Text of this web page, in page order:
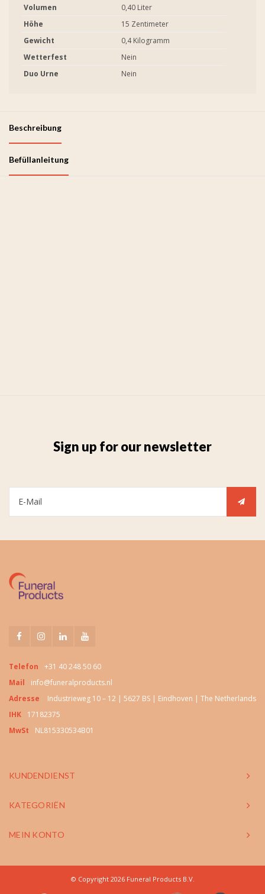
Volumen
0,40 Liter
Höhe
15 Zentimeter
Gewicht
0,4 Kilogramm
Wetterfest
Nein
Duo Urne
Nein
Beschreibung
Befüllanleitung
Sign up for our newsletter
Telefon
+31 40 248 50 60
Mail
info@funeralproducts.nl
Adresse
Industrieweg 10 – 12 | 5627 BS | Eindhoven | The Netherlands
IHK
17182375
MwSt
NL815330534B01
KUNDENDIENST
KATEGORIËN
MEIN KONTO
© Copyright 2026 Funeral Products B.V.